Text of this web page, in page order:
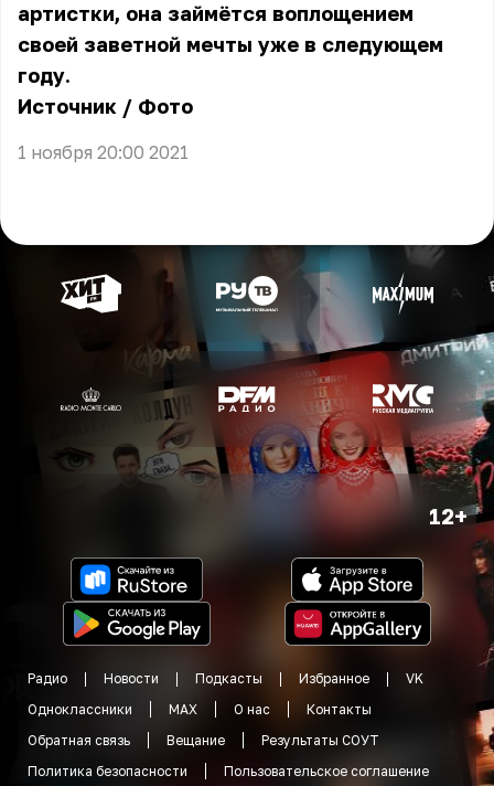
артистки, она займётся воплощением
своей заветной мечты уже в следующем
году.
Источник / Фото
1 ноября 20:00 2021
12+
Радио Новости Подкасты Избранное
VK
Одноклассники
MAX О нас
Контакты
Обратная связь
Вещание
Результаты СОУТ
Политика безопасности
Пользовательское соглашение